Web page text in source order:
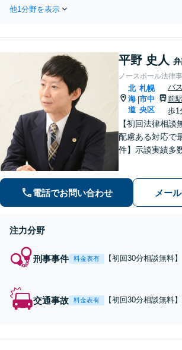
ーズな手続きが可
他1分野を表示
平野 史人
ノースポール法律
北
海
道
|
札幌
市中
央区
バ
前
歩1
【初回法律相談
配慮ある対応で
件】示談実績多
経験あり。【バ
徒歩1分】
電話でお問い合わせ メー
注力分野
刑事事件 料金表有
【初回30分相談無料
談成立実績あり。迅
配慮ある対応で、早
交通事故 料金表有
【初回30分相談無料